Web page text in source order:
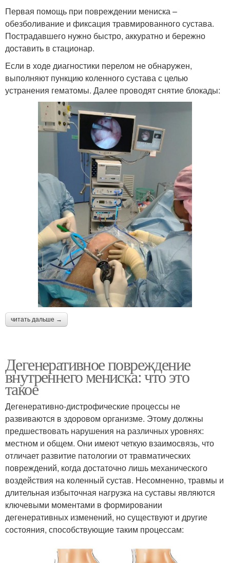
Первая помощь при повреждении мениска –
обезболивание и фиксация травмированного сустава.
Пострадавшего нужно быстро, аккуратно и бережно
доставить в стационар.
Если в ходе диагностики перелом не обнаружен,
выполняют пункцию коленного сустава с целью
устранения гематомы. Далее проводят снятие блокады:
читать дальше →
Дегенеративное повреждение
внутреннего мениска: что это
такое
Дегенеративно-дистрофические процессы не
развиваются в здоровом организме. Этому должны
предшествовать нарушения на различных уровнях:
местном и общем. Они имеют четкую взаимосвязь, что
отличает развитие патологии от травматических
повреждений, когда достаточно лишь механического
воздействия на коленный сустав. Несомненно, травмы и
длительная избыточная нагрузка на суставы являются
ключевыми моментами в формировании
дегенеративных изменений, но существуют и другие
состояния, способствующие таким процессам: